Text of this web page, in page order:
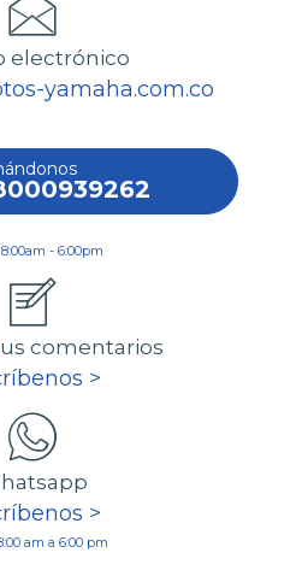
electrónico
yamaha.com.co
- 6:00pm
comentarios
>
>
am a 6:00 pm